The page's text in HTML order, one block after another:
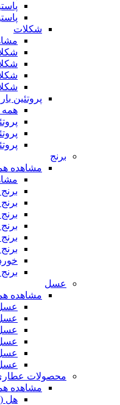
شکلات
پروتئین بار
همه
برنج
مشاهده
عسل
مشاهده
عسل
عسل
محصولات
مشاهده
هل (۲مثقال)